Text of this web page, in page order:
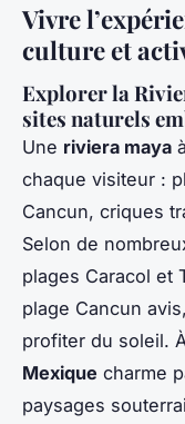
Vivre
culture et
Explorer la
sites naturels
Une riviera maya
chaque visiteur :
Cancun, criques
Selon de
plages Caracol et
plage Cancun
profiter du soleil.
Mexique charme
paysages